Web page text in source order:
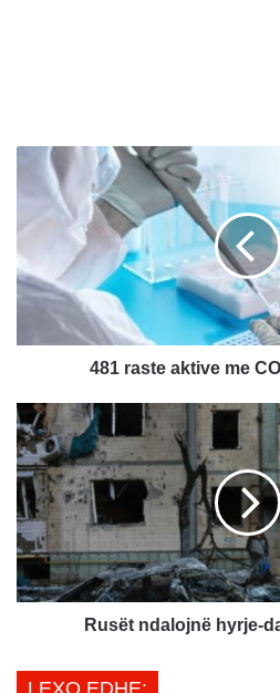
a
s
t
a
i
v
e
m
e
C
O
V
I
ë
481 raste aktive me
R
u
s
ë
t
n
d
a
l
n
Rusët ndalojnë hyrje-